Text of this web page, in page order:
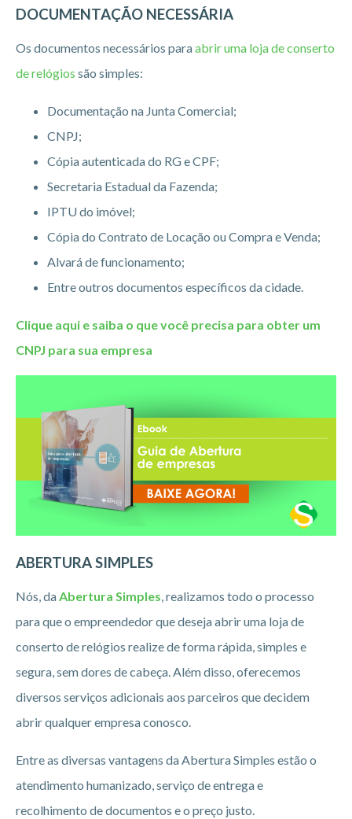
DOCUMENTAÇÃO NECESSÁRIA
Os documentos necessários paraabrir uma loja de conserto
de relógios são simples:
Documentação na Junta Comercial;
CNPJ;
Cópia autenticada do RG e CPF;
Secretaria Estadual da Fazenda;
IPTU do imóvel;
Cópia do Contrato de Locação ou Compra e Venda;
Alvará de funcionamento;
Entre outros documentos específicos da cidade.
Clique aqui e saiba o que você precisa para obter um
CNPJ para sua empresa
ABERTURA SIMPLES
Nós, da Abertura Simples , realizamos todo o processo
para que o empreendedor que deseja abrir uma loja de
conserto de relógios realize de forma rápida, simples e
segura, sem dores de cabeça. Além disso, oferecemos
diversos serviços adicionais aos parceiros que decidem
abrir qualquer empresa conosco.
Entre as diversas vantagens da Abertura Simples estão o
atendimento humanizado, serviço de entrega e
recolhimento de documentos e o preço justo.